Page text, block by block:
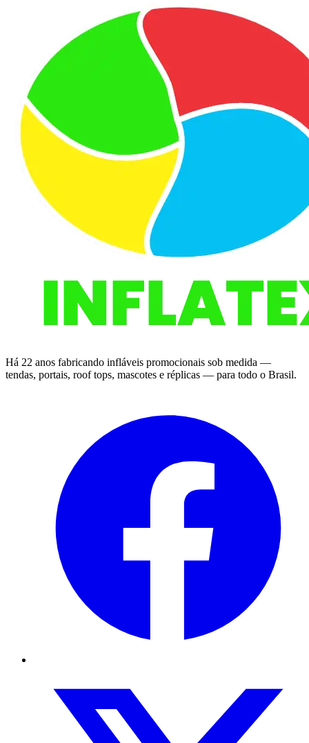
Há 22 anos fabricando infláveis promocionais sob medida —
tendas, portais, roof tops, mascotes e réplicas — para todo o Brasil.